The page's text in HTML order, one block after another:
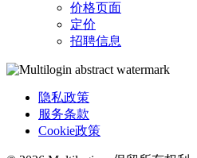
价格页面
定价
招聘信息
隐私政策
服务条款
Cookie政策